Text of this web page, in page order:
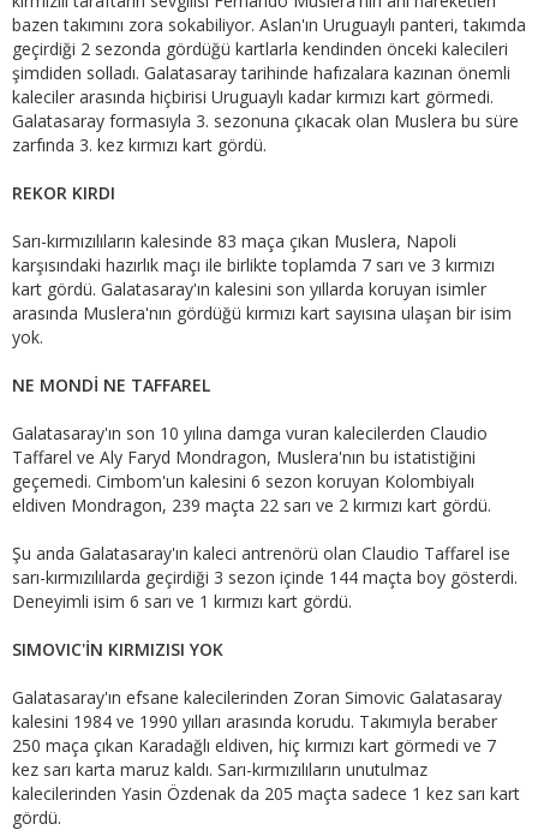
bazen takımını zora sokabiliyor. Aslan'ın Uruguaylı panteri, takımda
geçirdiği 2 sezonda gördüğü kartlarla kendinden önceki kalecileri
şimdiden solladı. Galatasaray tarihinde hafızalara kazınan önemli
kaleciler arasında hiçbirisi Uruguaylı kadar kırmızı kart görmedi.
Galatasaray formasıyla 3. sezonuna çıkacak olan Muslera bu süre
zarfında 3. kez kırmızı kart gördü.
REKOR KIRDI
Sarı-kırmızılıların kalesinde 83 maça çıkan Muslera, Napoli
karşısındaki hazırlık maçı ile birlikte toplamda 7 sarı ve 3 kırmızı
kart gördü. Galatasaray'ın kalesini son yıllarda koruyan isimler
arasında Muslera'nın gördüğü kırmızı kart sayısına ulaşan bir isim
yok.
NE MONDİ NE TAFFAREL
Galatasaray'ın son 10 yılına damga vuran kalecilerden Claudio
Taffarel ve Aly Faryd Mondragon, Muslera'nın bu istatistiğini
geçemedi. Cimbom'un kalesini 6 sezon koruyan Kolombiyalı
eldiven Mondragon, 239 maçta 22 sarı ve 2 kırmızı kart gördü.
Şu anda Galatasaray'ın kaleci antrenörü olan Claudio Taffarel ise
sarı-kırmızılılarda geçirdiği 3 sezon içinde 144 maçta boy gösterdi.
Deneyimli isim 6 sarı ve 1 kırmızı kart gördü.
SIMOVIC'İN KIRMIZISI YOK
Galatasaray'ın efsane kalecilerinden Zoran Simovic Galatasaray
kalesini 1984 ve 1990 yılları arasında korudu. Takımıyla beraber
250 maça çıkan Karadağlı eldiven, hiç kırmızı kart görmedi ve 7
kez sarı karta maruz kaldı. Sarı-kırmızılıların unutulmaz
kalecilerinden Yasin Özdenak da 205 maçta sadece 1 kez sarı kart
gördü.